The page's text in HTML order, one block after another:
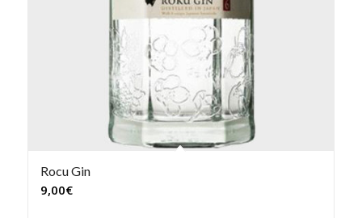
Rocu Gin
9,00€